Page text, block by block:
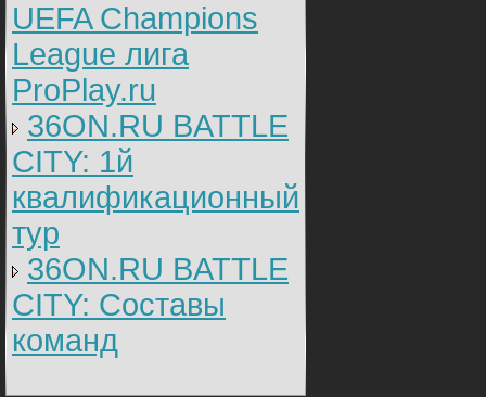
UEFA Champions
League лига
ProPlay.ru
36ON.RU BATTLE
CITY: 1й
квалификационный
тур
36ON.RU BATTLE
CITY: Составы
команд